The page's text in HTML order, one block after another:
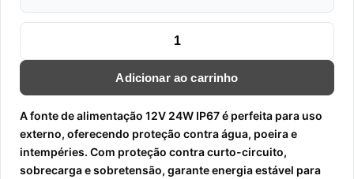
FONTE DE ALIMENTACAO 12V 24W IP67 EF 1202E USO
Adicionar ao carrinho
A fonte de alimentação 12V 24W IP67 é perfeita para uso
externo, oferecendo proteção contra água, poeira e
intempéries. Com proteção contra curto-circuito,
sobrecarga e sobretensão, garante energia estável para